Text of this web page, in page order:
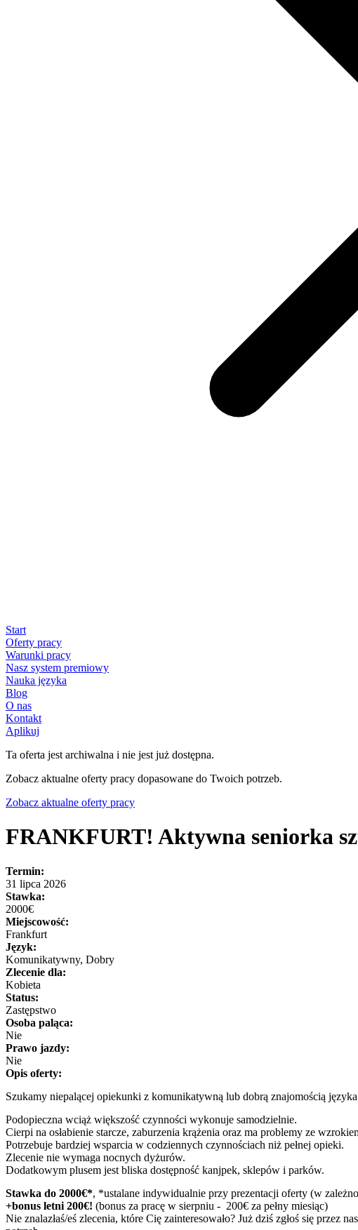
Start
Oferty pracy
Warunki pracy
Nasz system premiowy
Nauka języka
Blog
O nas
Kontakt
Aplikuj
Ta oferta jest archiwalna i nie jest już dostępna.
Zobacz aktualne oferty pracy dopasowane do Twoich potrzeb.
Zobacz aktualne oferty pracy
FRANKFURT! Aktywna seniorka
Termin:
31 lipca 2026
Stawka:
2000€
Miejscowość:
Frankfurt
Język:
Komunikatywny, Dobry
Zlecenie dla:
Kobieta
Status:
Zastępstwo
Osoba paląca:
Nie
Prawo jazdy:
Nie
Opis oferty:
Szukamy niepalącej opiekunki z komunikatywną lub dobrą znajomością
Podopieczna wciąż większość czynności wykonuje samodzielnie.
Cierpi na osłabienie starcze, zaburzenia krążenia oraz ma problemy ze
Potrzebuje bardziej wsparcia w codziennych czynnościach niż pełnej opieki.
Zlecenie nie wymaga nocnych dyżurów.
Dodatkowym plusem jest bliska dostępność kanjpek, sklepów i parków.
Stawka do 2000€*, *ustalane indywidualnie przy prezentacji oferty (w
+bonus letni 200€! (bonus za pracę w sierpniu - 200€ za pełny miesiąc)
Nie znalazłaś/eś zlecenia, które Cię zainteresowało? Już dziś zgłoś się